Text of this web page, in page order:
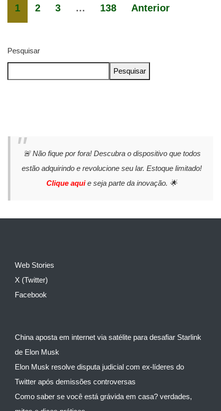
1 2 3 … 138 Anterior
Pesquisar
Pesquisar
🚨 Não fique por fora! Descubra o dispositivo que todos
estão adquirindo e revolucione seu lar. Estoque limitado!
Clique aquie seja parte da inovação. 🌟
Web Stories
X (Twitter)
Facebook
China aposta em internet via satélite para desafiar Starlink
de Elon Musk
Elon Musk resolve disputa judicial com ex-líderes do
Twitter após demissões controversas
Como saber se você está grávida em casa? verdades,